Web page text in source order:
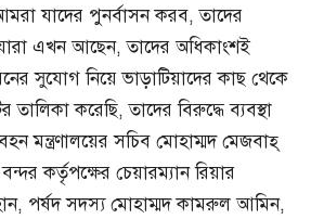
যাদের পুনর্বাসন করব, তাদের
এখন আছেন, তাদের অধিকাংশই
সুযোগ নিয়ে ভাড়াটিয়াদের কাছ থেকে
করেছি, তাদের বিরুদ্ধে ব্যবস্থা
মন্ত্রণালয়ের সচিব মোহাম্মদ মেজবাহ্
কর্তৃপক্ষের চেয়ারম্যান রিয়ার
পর্ষদ সদস্য মোহাম্মদ কামরুল আমিন,